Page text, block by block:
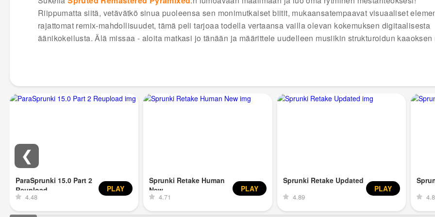
Riippumatta siitä, vetävätkö sinua puoleensa sen monimutkaiset biitit, mukaansatempaavat visuaaliset
rajattomat remix-mahdollisuudet, tämä peli tarjoaa todella vertaansa vailla olevan kokemuksen digitaalisesta
äänikokeilusta. Älä missaa - aloita matkasi jo tänään ja määrittele uudelleen musiikin strukturoidun kaaoksen
ParaSprunki 15.0 Part 2
Reupload
4.48
PLAY
Sprunki Retake Human
New
4.71
PLAY
Sprunki Retake Updated
4.89
PLAY
❮